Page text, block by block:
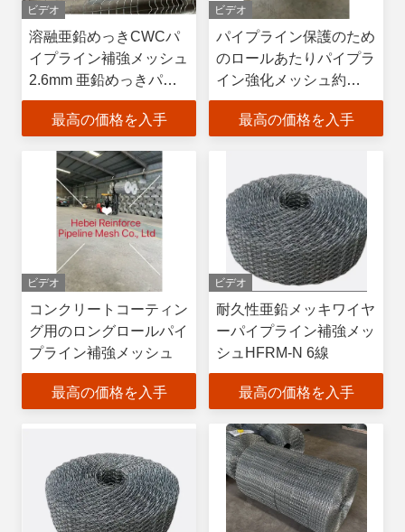
ビデオ
溶融亜鉛めっきCWCパ
イプライン補強メッシュ
2.6mm 亜鉛めっきパイ
プラインコーティングメ
ッシュ
最高の価格を入手
ビデオ
パイプライン保護のため
のロールあたりパイプラ
イン強化メッシュ約
49kg
最高の価格を入手
ビデオ
コンクリートコーティン
グ用のロングロールパイ
プライン補強メッシュ
最高の価格を入手
ビデオ
耐久性亜鉛メッキワイヤ
ーパイプライン補強メッ
シュHFRM-N 6線
最高の価格を入手